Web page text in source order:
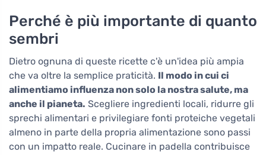
Perché è più importante di quanto
sembri
Dietro ognuna di queste ricette c'è un'idea più ampia
che va oltre la semplice praticità. Il modo in cui ci
alimentiamo influenza non solo la nostra salute, ma
anche il pianeta. Scegliere ingredienti locali, ridurre gli
sprechi alimentari e privilegiare fonti proteiche vegetali
almeno in parte della propria alimentazione sono passi
con un impatto reale. Cucinare in padella contribuisce